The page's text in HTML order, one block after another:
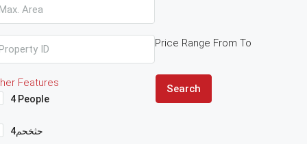
Price Range From To
Features
4 People
4حثخحم
Search